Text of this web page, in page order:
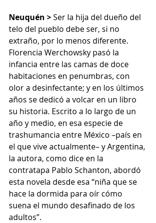
Neuquén > Ser la hija del dueño del
telo del pueblo debe ser, si no
extraño, por lo menos diferente.
Florencia Werchowsky pasó la
infancia entre las camas de doce
habitaciones en penumbras, con
olor a desinfectante; y en los últimos
años se dedicó a volcar en un libro
su historia. Escrito a lo largo de un
año y medio, en esa especie de
trashumancia entre México –país en
el que vive actualmente– y Argentina,
la autora, como dice en la
contratapa Pablo Schanton, abordó
esta novela desde esa “niña que se
hace la dormida para oír cómo
suena el mundo desafinado de los
adultos”.